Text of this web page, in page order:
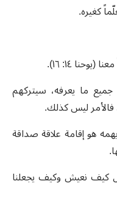
كغيره.
١٤: ١٦).
ما يعرفه، سيتركهم
فالأمر ليس كذلك.
هو إقامة علاقة صداقة
بل كيف نعيش وكيف يجعلنا